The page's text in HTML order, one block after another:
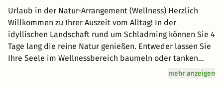
Urlaub in der Natur-Arrangement (Wellness) Herzlich
Willkommen zu Ihrer Auszeit vom Alltag! In der
idyllischen Landschaft rund um Schladming können Sie 4
Tage lang die reine Natur genießen. Entweder lassen Sie
Ihre Seele im Wellnessbereich baumeln oder tanken
Kraft bei einem Ausflug in die Natur. Hier stehen Ihnen
mehr anzeigen